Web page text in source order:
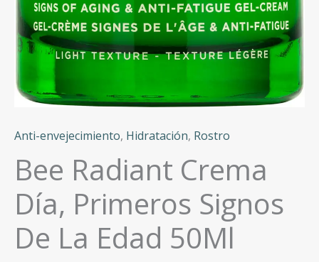
Anti-envejecimiento, Hidratación, Rostro
Bee Radiant Crema
Día, Primeros Signos
De La Edad 50Ml